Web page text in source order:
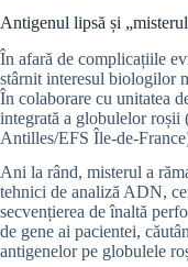
Antigenul lipsă și
În afară de complicațiile
stârnit interesul biologilor
În colaborare cu unitatea
integrată a globulelor roșii
Antilles/EFS Île-de-
Ani la rând, misterul a
tehnici de analiză ADN,
secvențierea de înaltă
de gene ai pacientei,
antigenelor pe globulele